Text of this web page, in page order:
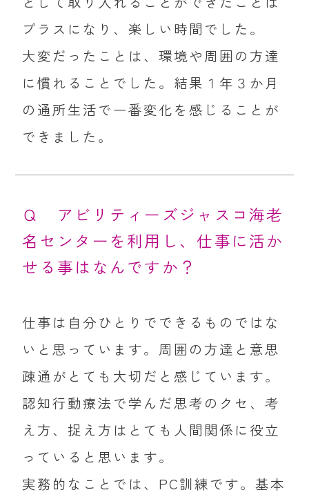
プラスになり、楽しい時間でした。
大変だったことは、環境や周囲の方達
に慣れることでした。結果１年３か月
の通所生活で一番変化を感じることが
できました。
Ｑ アビリティーズジャスコ海老
名センターを利用し、仕事に活か
せる事はなんですか？
仕事は自分ひとりでできるものではな
いと思っています。周囲の方達と意思
疎通がとても大切だと感じています。
認知行動療法で学んだ思考のクセ、考
え方、捉え方はとても人間関係に役立
っていると思います。
実務的なことでは、PC訓練です。基本